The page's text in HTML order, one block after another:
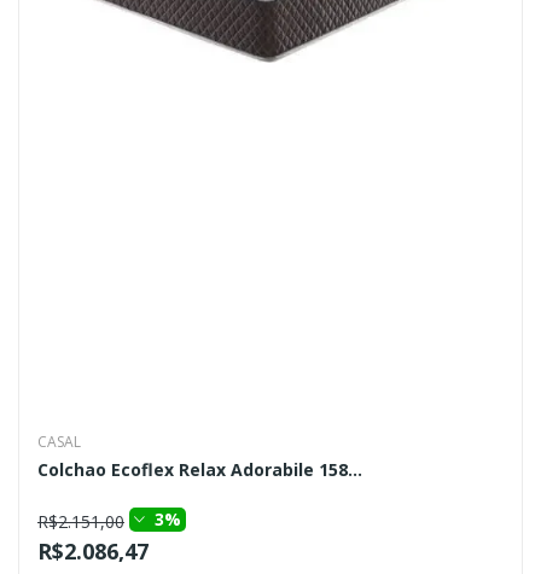
CASAL
Colchao Ecoflex Relax Adorabile 158...
R$2.151,00 3%
R$2.086,47